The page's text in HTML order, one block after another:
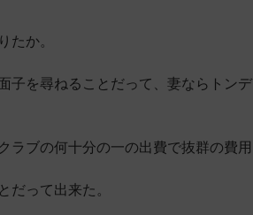
たか。
子を尋ねることだって、妻ならトンデ
ラブの何十分の一の出費で抜群の費用
だって出来た。